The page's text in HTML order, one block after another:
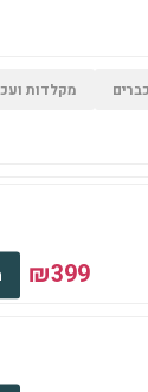
מקלדות
₪399